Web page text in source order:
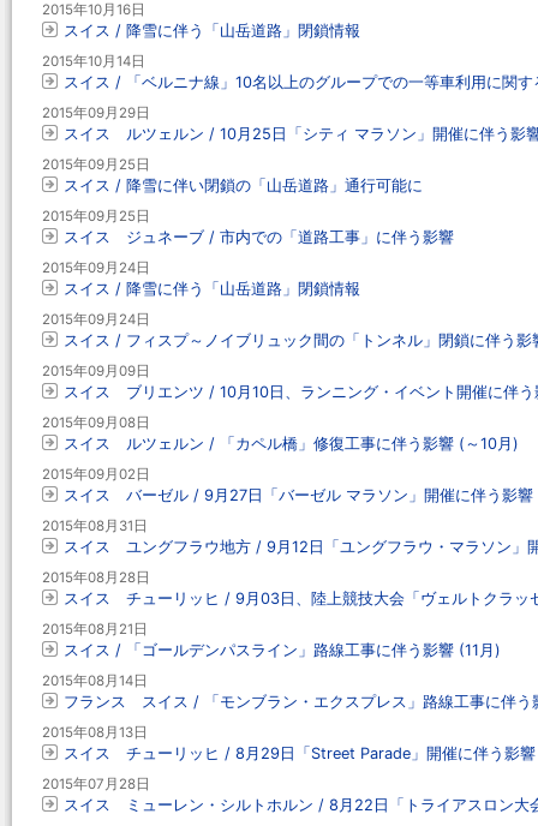
2015年10月16日
スイス / 降雪に伴う「山岳道路」閉鎖情報
2015年10月14日
スイス / 「ベルニナ線」10名以上のグループでの一等車利用に関
2015年09月29日
スイス ルツェルン / 10月25日「シティ マラソン」開催に伴う影
2015年09月25日
スイス / 降雪に伴い閉鎖の「山岳道路」通行可能に
2015年09月25日
スイス ジュネーブ / 市内での「道路工事」に伴う影響
2015年09月24日
スイス / 降雪に伴う「山岳道路」閉鎖情報
2015年09月24日
スイス / フィスプ～ノイブリュック間の「トンネル」閉鎖に伴う影
2015年09月09日
スイス ブリエンツ / 10月10日、ランニング・イベント開催に伴う
2015年09月08日
スイス ルツェルン / 「カペル橋」修復工事に伴う影響 (～10月)
2015年09月02日
スイス バーゼル / 9月27日「バーゼル マラソン」開催に伴う影響
2015年08月31日
スイス ユングフラウ地方 / 9月12日「ユングフラウ・マラソン」
2015年08月28日
スイス チューリッヒ / 9月03日、陸上競技大会「ヴェルトクラッ
2015年08月21日
スイス / 「ゴールデンパスライン」路線工事に伴う影響 (11月)
2015年08月14日
フランス スイス / 「モンブラン・エクスプレス」路線工事に伴う
2015年08月13日
スイス チューリッヒ / 8月29日「Street Parade」開催に伴う影響
2015年07月28日
スイス ミューレン・シルトホルン / 8月22日「トライアスロン大